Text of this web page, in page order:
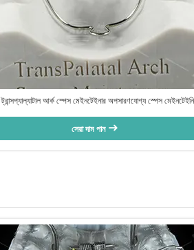
আর্ক স্পেস মেইনটেইনার অপসারণযোগ্য স্পেস
সেরা দাম পান